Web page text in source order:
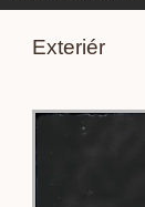
Exteriér